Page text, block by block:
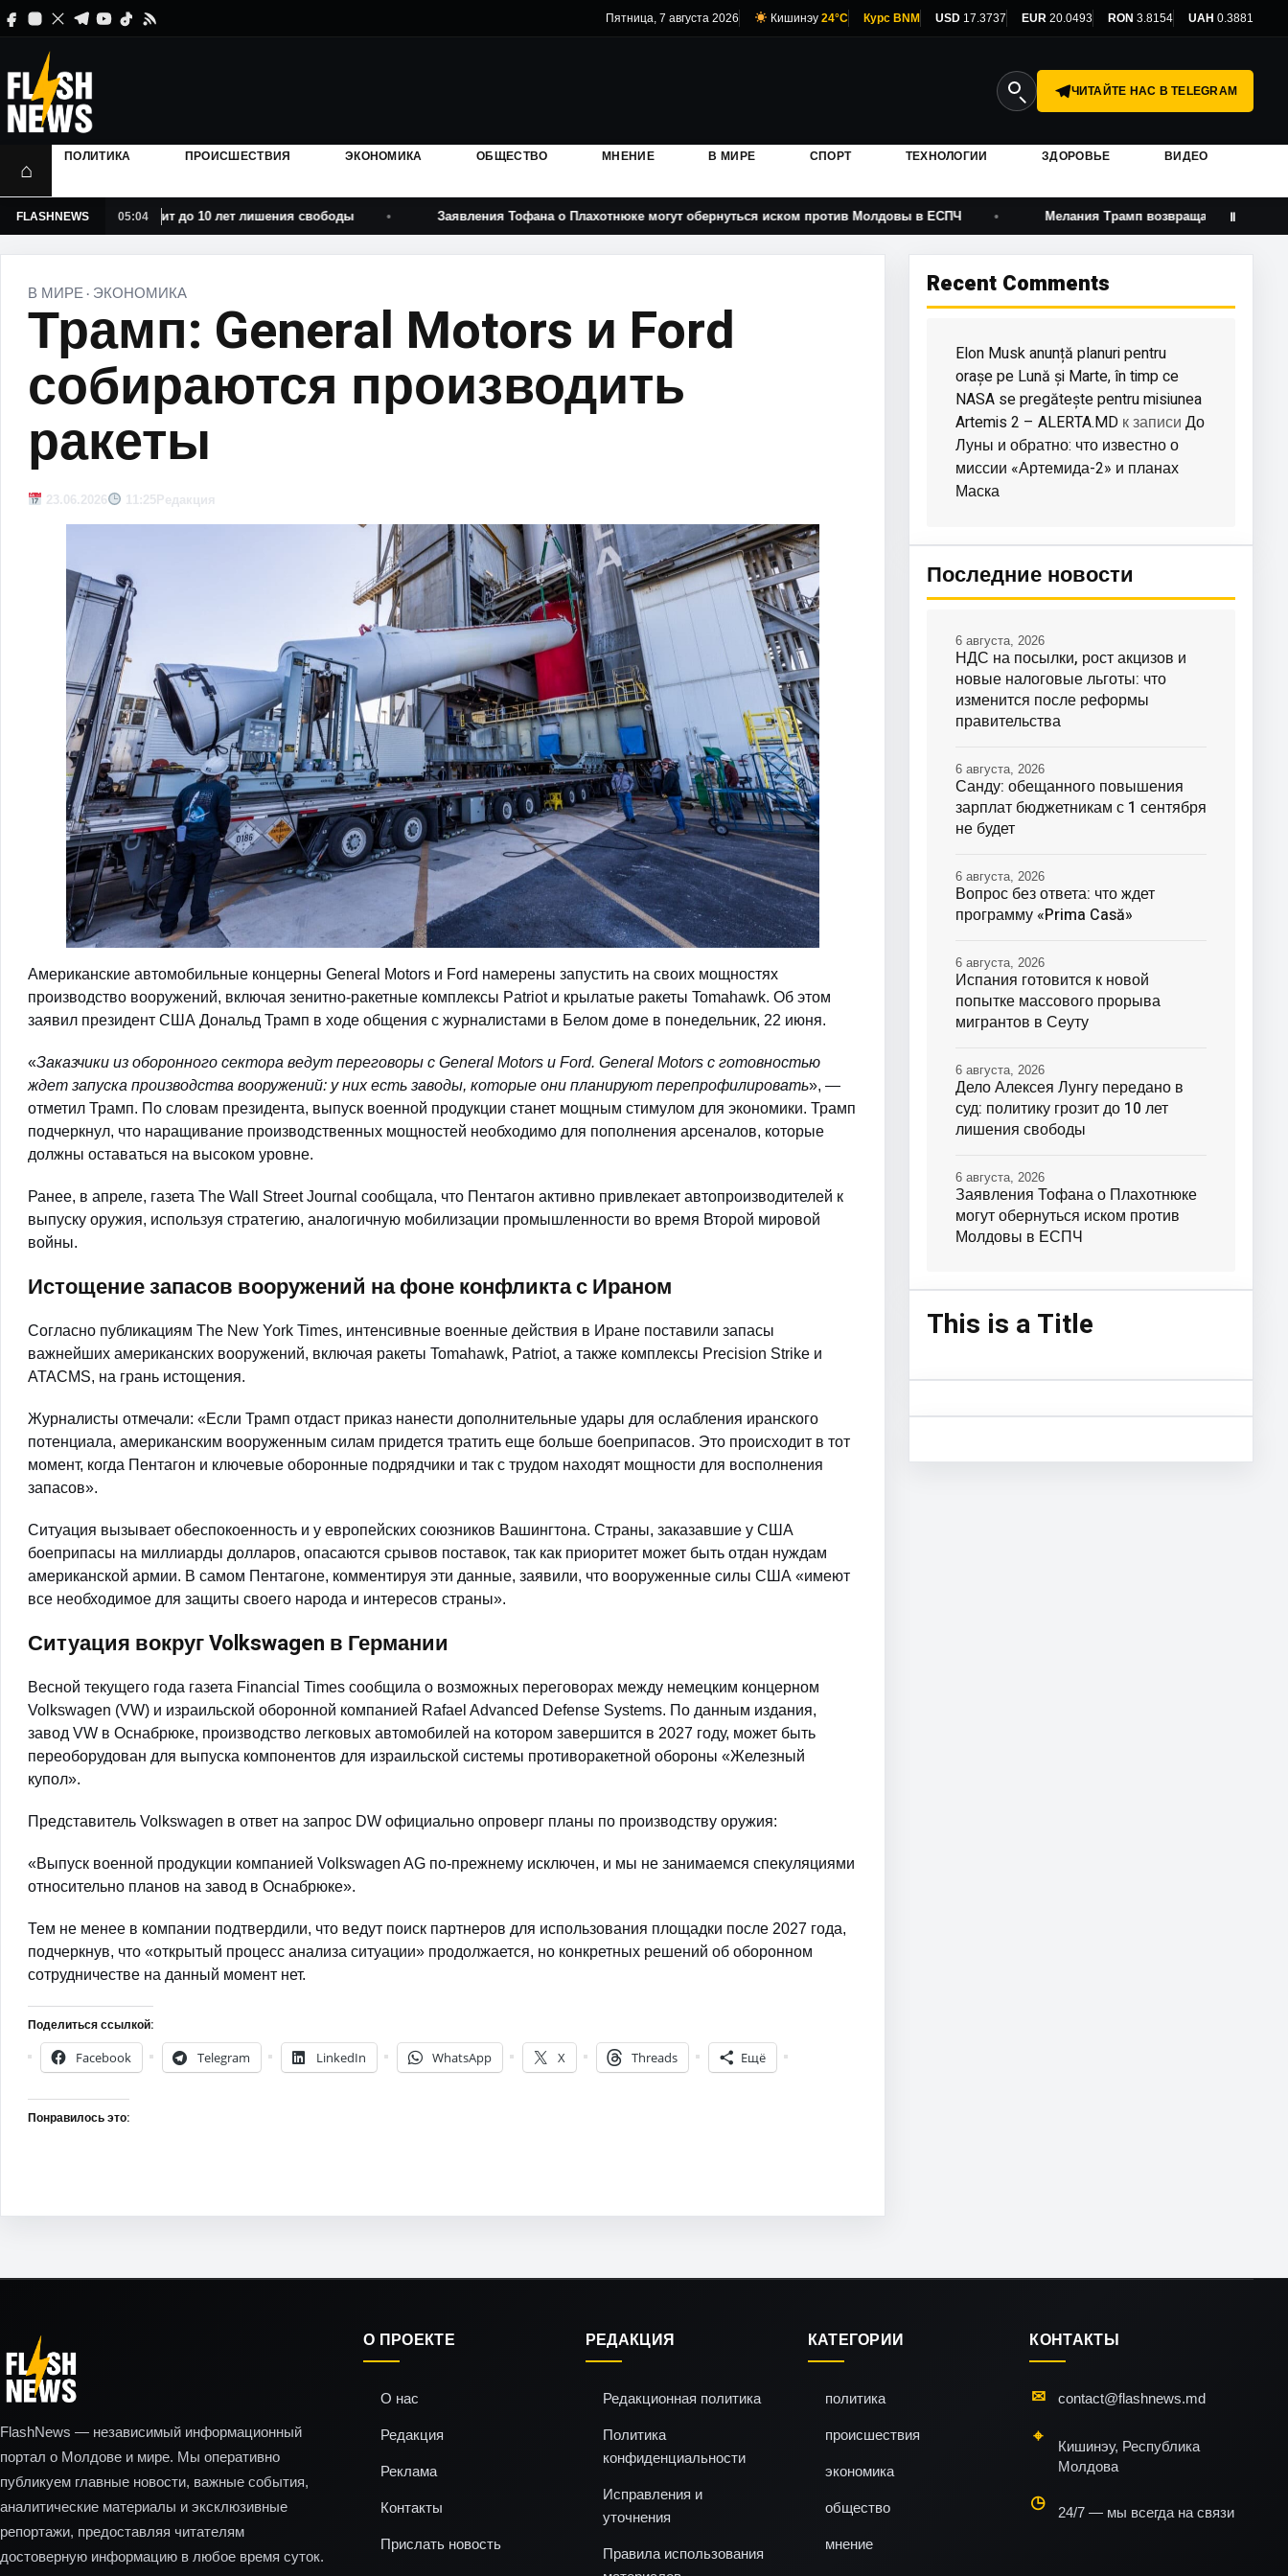
Пятница, 7 августа 2026 Кишинэу 24°C Курс BNM USD 17.3737 EUR 20.0493 RON 3.8154 UAH 0.3881
ЧИТАЙТЕ НАС В TELEGRAM
⌂
ПОЛИТИКА ПРОИСШЕСТВИЯ ЭКОНОМИКА ОБЩЕСТВО МНЕНИЕ В МИРЕ СПОРТ ТЕХНОЛОГИИ ЗДОРОВЬЕ ВИДЕО
FLASHNEWS 05:04
политику грозит до 10 лет лишения свободы Заявления Тофана о Плахотнюке могут обернуться иском против Молдовы в ЕСПЧ Мелания Трамп возвращается на экраны
Ⅱ
В МИРЕ · ЭКОНОМИКА
Трамп: General Motors и Ford
собираются производить
ракеты
23.06.2026 11:25 Редакция
Американские автомобильные концерны General Motors и Ford намерены запустить на своих мощностях
производство вооружений, включая зенитно-ракетные комплексы Patriot и крылатые ракеты Tomahawk. Об этом
заявил президент США Дональд Трамп в ходе общения с журналистами в Белом доме в понедельник, 22 июня.
«Заказчики из оборонного сектора ведут переговоры с General Motors и Ford. General Motors с готовностью
ждет запуска производства вооружений: у них есть заводы, которые они планируют перепрофилировать», —
отметил Трамп. По словам президента, выпуск военной продукции станет мощным стимулом для экономики. Трамп
подчеркнул, что наращивание производственных мощностей необходимо для пополнения арсеналов, которые
должны оставаться на высоком уровне.
Ранее, в апреле, газета The Wall Street Journal сообщала, что Пентагон активно привлекает автопроизводителей к
выпуску оружия, используя стратегию, аналогичную мобилизации промышленности во время Второй мировой
войны.
Истощение запасов вооружений на фоне конфликта с Ираном
Согласно публикациям The New York Times, интенсивные военные действия в Иране поставили запасы
важнейших американских вооружений, включая ракеты Tomahawk, Patriot, а также комплексы Precision Strike и
ATACMS, на грань истощения.
Журналисты отмечали: «Если Трамп отдаст приказ нанести дополнительные удары для ослабления иранского
потенциала, американским вооруженным силам придется тратить еще больше боеприпасов. Это происходит в тот
момент, когда Пентагон и ключевые оборонные подрядчики и так с трудом находят мощности для восполнения
запасов».
Ситуация вызывает обеспокоенность и у европейских союзников Вашингтона. Страны, заказавшие у США
боеприпасы на миллиарды долларов, опасаются срывов поставок, так как приоритет может быть отдан нуждам
американской армии. В самом Пентагоне, комментируя эти данные, заявили, что вооруженные силы США «имеют
все необходимое для защиты своего народа и интересов страны».
Ситуация вокруг Volkswagen в Германии
Весной текущего года газета Financial Times сообщила о возможных переговорах между немецким концерном
Volkswagen (VW) и израильской оборонной компанией Rafael Advanced Defense Systems. По данным издания,
завод VW в Оснабрюке, производство легковых автомобилей на котором завершится в 2027 году, может быть
переоборудован для выпуска компонентов для израильской системы противоракетной обороны «Железный
купол».
Представитель Volkswagen в ответ на запрос DW официально опроверг планы по производству оружия:
«Выпуск военной продукции компанией Volkswagen AG по-прежнему исключен, и мы не занимаемся спекуляциями
относительно планов на завод в Оснабрюке».
Тем не менее в компании подтвердили, что ведут поиск партнеров для использования площадки после 2027 года,
подчеркнув, что «открытый процесс анализа ситуации» продолжается, но конкретных решений об оборонном
сотрудничестве на данный момент нет.
Поделиться ссылкой:
Facebook
Telegram LinkedIn WhatsApp X Threads Ещё
Понравилось это:
Recent Comments
Elon Musk anunță planuri pentru
orașe pe Lună și Marte, în timp ce
NASA se pregătește pentru misiunea
Artemis 2 – ALERTA.MD к записи До
Луны и обратно: что известно о
миссии «Артемида-2» и планах
Маска
Последние новости
НДС на посылки, рост акцизов и
новые налоговые льготы: что
изменится после реформы
правительства
6 августа, 2026
Санду: обещанного повышения
зарплат бюджетникам с 1 сентября
не будет
6 августа, 2026
Вопрос без ответа: что ждет
программу «Prima Casă»
6 августа, 2026
Испания готовится к новой
попытке массового прорыва
мигрантов в Сеуту
6 августа, 2026
Дело Алексея Лунгу передано в
суд: политику грозит до 10 лет
лишения свободы
6 августа, 2026
Заявления Тофана о Плахотнюке
могут обернуться иском против
Молдовы в ЕСПЧ
6 августа, 2026
This is a Title
FlashNews — независимый информационный
портал о Молдове и мире. Мы оперативно
публикуем главные новости, важные события,
аналитические материалы и эксклюзивные
репортажи, предоставляя читателям
достоверную информацию в любое время суток.
О ПРОЕКТЕ
О нас
Редакция
Реклама
Контакты
Прислать новость
РЕДАКЦИЯ
Редакционная политика
Политика
конфиденциальности
Исправления и
уточнения
Правила использования
КАТЕГОРИИ
политика
происшествия
экономика
общество
мнение
КОНТАКТЫ
contact@flashnews.md
Кишинэу, Республика
Молдова
24/7 — мы всегда на связи